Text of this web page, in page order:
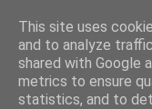
Stefan
This site uses
and to analyze
shared with Google
metrics to ensure
statistics, and to